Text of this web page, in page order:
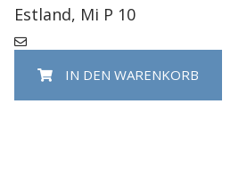
Estland, Mi P 10
IN DEN WARENKORB